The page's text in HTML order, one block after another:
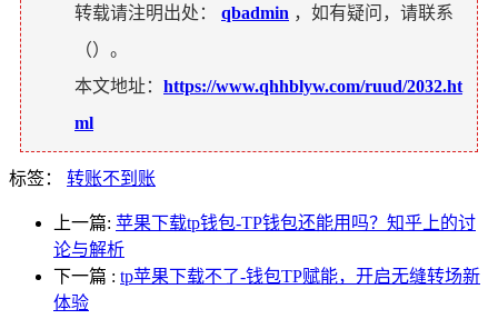
转载请注明出处： qbadmin ，如有疑问，请联系
（）。
本文地址： https://www.qhhblyw.com/ruud/2032.ht
ml
标签： 转账不到账
上一篇: 苹果下载tp钱包-TP钱包还能用吗？知乎上的讨
论与解析
下一篇 : tp苹果下载不了-钱包TP赋能，开启无缝转场新
体验